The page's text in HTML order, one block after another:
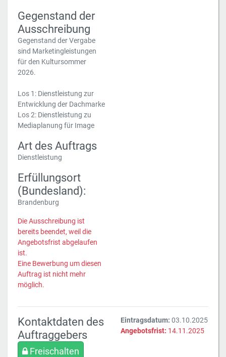
Gegenstand der
Ausschreibung
Gegenstand der Vergabe
sind Marketingleistungen
für den Kultursommer
2026.
Los 1: Dienstleistung zur
Entwicklung der Dachmarke
Los 2: Dienstleistung zu
Mediaplanung für Image
Art des Auftrags
Dienstleistung
Erfüllungsort
(Bundesland):
Brandenburg
Die Ausschreibung ist
bereits beendet, weil die
Angebotsfrist abgelaufen
ist.
Eine Bewerbung um diesen
Auftrag ist nicht mehr
möglich.
Kontaktdaten des
Auftraggebers
Freischalten
Eintragsdatum: 03.10.2025
Angebotsfrist: 14.11.2025